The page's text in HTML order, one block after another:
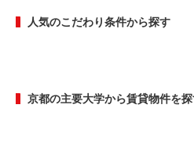
人気のこだわり条件から探す
京都の主要大学から賃貸物件を